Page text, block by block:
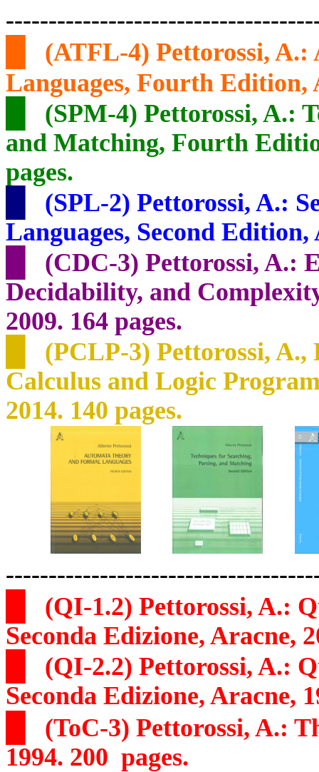
(ATFL-4) Pettorossi,
Languages, Fourth Edition,
(SPM-4) Pettorossi, A.:
and Matching, Fourth
pages.
(SPL-2) Pettorossi, A.:
Languages, Second Edition,
(CDC-3) Pettorossi, A.:
Decidability, and
2009. 164 pages.
(PCLP-3) Pettorossi,
Calculus and Logic
2014. 140 pages.
(QI-1.2) Pettorossi, A.:
Seconda Edizione, Aracne,
(QI-2.2) Pettorossi, A.:
Seconda Edizione, Aracne,
(ToC-3) Pettorossi, A.:
1994. 200 pages.